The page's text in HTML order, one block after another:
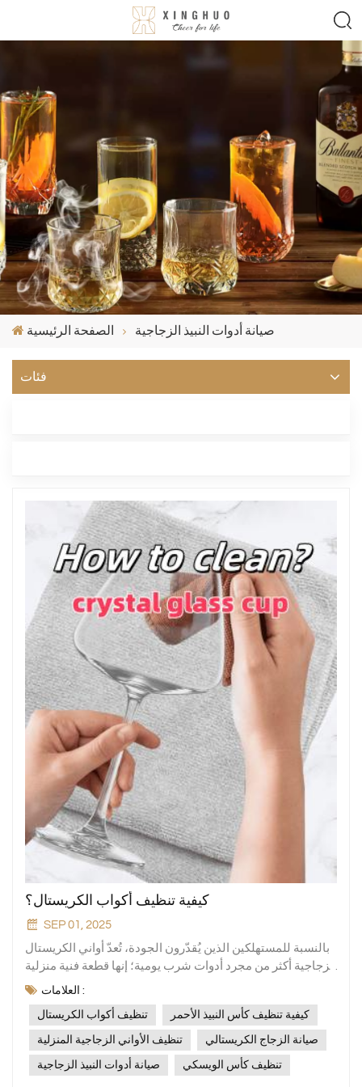
الصفحة الرئيسية صيانة أدوات النبيذ الزجاجية
فئات
كيفية تنظيف أكواب الكريستال؟
SEP 01, 2025
بالنسبة للمستهلكين الذين يُقدّرون الجودة، تُعدّ أواني الكريستال
الزجاجية أكثر من مجرد أدوات شرب يومية؛ إنها قطعة فنية منزلية
تُجسّد تجربة رائعة وقيمة جمالية. ومع ذلك، نظرًا لخصائصها
المادية، فإنّ زجاج الكريستال أكثر رقة من الزجاج العادي. قد
يُؤدي التنظيف غير السليم بسهولة إلى خدوش وتعكير، بل وحتى
تلف دائم. الشركة المصنعة المهنية للأواني الزجاجية المنزليةتقدم
Xinghuo Glass، استناداً إلى 20 عاماً من الخبرة في الصناعة،
دليلاً علمياً وآمناً للتنظيف لمساعدتك على إطالة عمر أدوات
العلامات :
تنظيف أكواب الكريستال كيفية تنظيف كأس النبيذ الأحمر
تنظيف الأواني الزجاجية المنزلية صيانة الزجاج الكريستالي
صيانة أدوات النبيذ الزجاجية تنظيف كأس الويسكي